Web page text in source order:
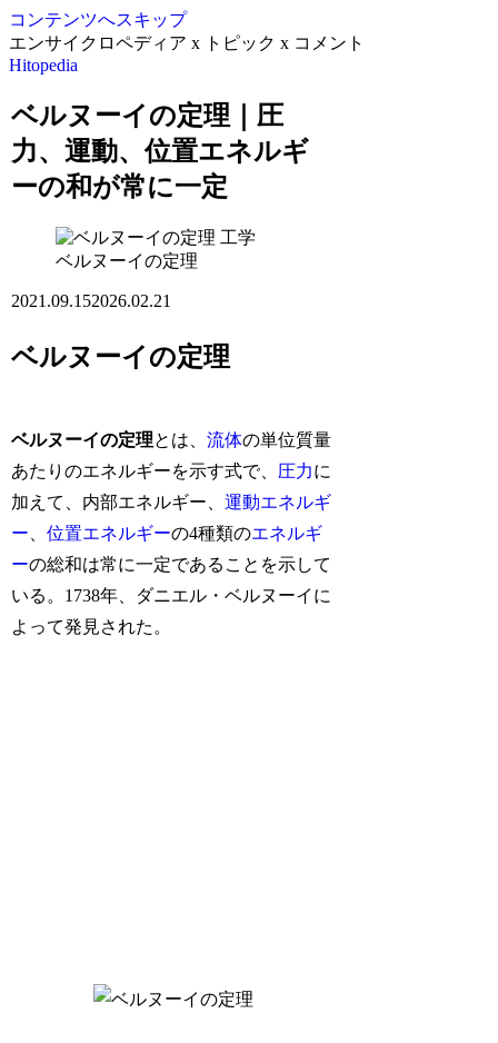
コンテンツへスキップ
エンサイクロペディア x トピック x コメント
Hitopedia
ベルヌーイの定理｜圧
力、運動、位置エネルギ
ーの和が常に一定
工学
ベルヌーイの定理
2021.09.152026.02.21
ベルヌーイの定理
ベルヌーイの定理とは、流体の単位質量
あたりのエネルギーを示す式で、 圧力に
加えて、内部エネルギー、運動エネルギ
ー 、位置エネルギーの4種類のエネルギ
ーの総和は常に一定であることを示して
いる。1738年、ダニエル・ベルヌーイに
よって発見された。